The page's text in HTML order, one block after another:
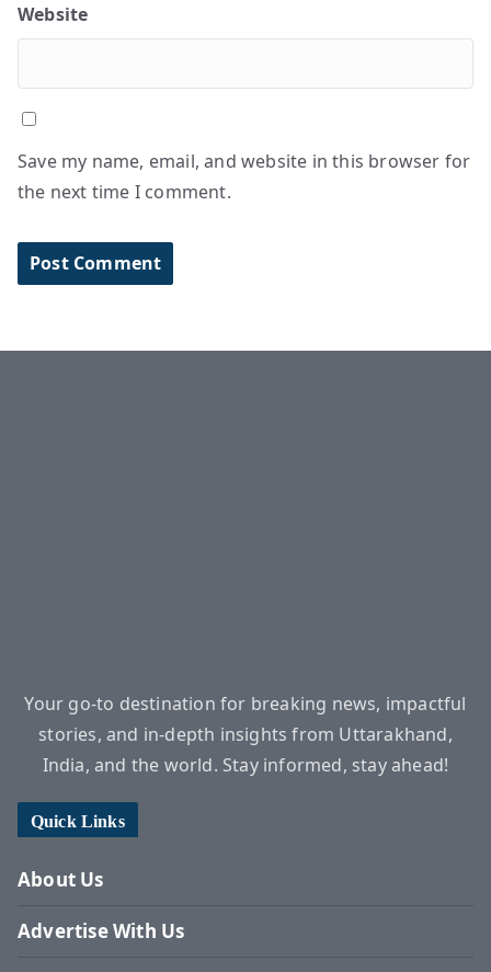
Website
Save my name, email, and website in this browser for
the next time I comment.
Your go-to destination for breaking news, impactful
stories, and in-depth insights from Uttarakhand,
India, and the world. Stay informed, stay ahead!
Quick Links
About Us
Advertise With Us